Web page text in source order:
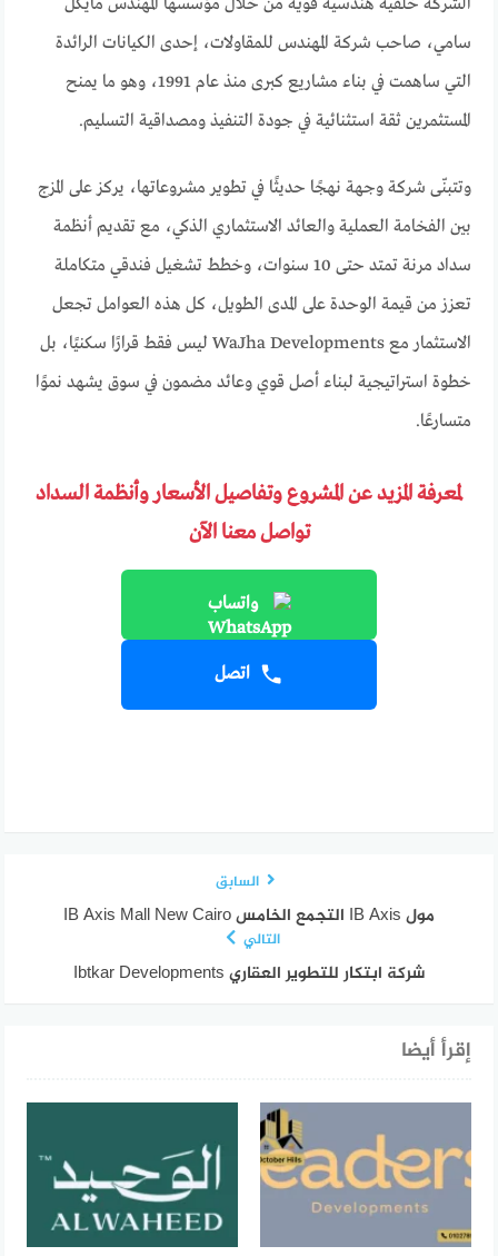
سامي، صاحب شركة المهندس للمقاولات، إحدى الكيانات الرائدة
التي ساهمت في بناء مشاريع كبرى منذ عام 1991، وهو ما يمنح
المستثمرين ثقة استثنائية في جودة التنفيذ ومصداقية التسليم.
وتتبنّى شركة وجهة نهجًا حديثًا في تطوير مشروعاتها، يركز على المزج
بين الفخامة العملية والعائد الاستثماري الذكي، مع تقديم أنظمة
سداد مرنة تمتد حتى 10 سنوات، وخطط تشغيل فندقي متكاملة
تعزز من قيمة الوحدة على المدى الطويل، كل هذه العوامل تجعل
الاستثمار مع WaJha Developments ليس فقط قرارًا سكنيًا، بل
خطوة استراتيجية لبناء أصل قوي وعائد مضمون في سوق يشهد نموًا
متسارعًا.
لمعرفة المزيد عن المشروع وتفاصيل الأسعار وأنظمة السداد
تواصل معنا الآن
واتساب
اتصل
السابق
مول IB Axis التجمع الخامس IB Axis Mall New Cairo
التالي
شركة ابتكار للتطوير العقاري Ibtkar Developments
إقرأ أيضا